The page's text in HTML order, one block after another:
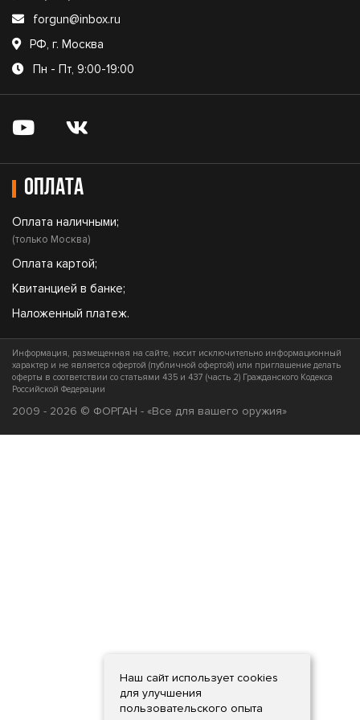
forgun@inbox.ru
РФ, г. Москва
Пн - Пт, 9:00-19:00
Оплата
Оплата наличными;
(только Москва)
Оплата картой;
Квитанцией в банке;
Наложенный платеж.
Информация, размещенная на сайте, носит исключительно информационный
характер и не является офертой (публичной офертой) или приглашение делать
оферты в соответствии со статьями 435 и 437 (часть 2) Гражданского Кодекса
Российской Федерации
2009 - 2026 © ФОРГАН - «Все для вашего оружия»
Наш сайт использует cookies
для улучшения
пользовательского опыта